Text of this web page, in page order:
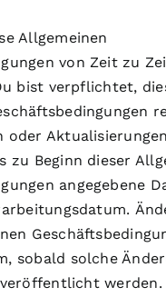
Allgemeinen
von Zeit zu
bist verpflichtet,
oder
zu Beginn dieser
angegebene
sobald solche
werden.